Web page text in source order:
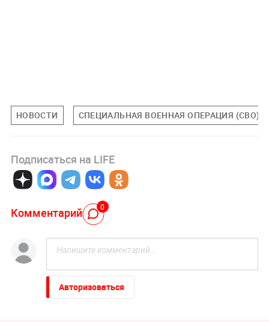
НОВОСТИ СПЕЦИАЛЬНАЯ ВОЕННАЯ ОПЕРАЦИЯ (СВО)
Подписаться на LIFE
Комментарий 0
Авторизоваться